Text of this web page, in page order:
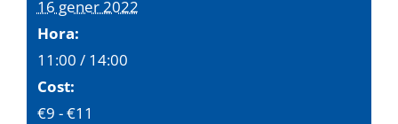
16 gener 2022
Hora:
11:00 / 14:00
Cost:
€9 - €11